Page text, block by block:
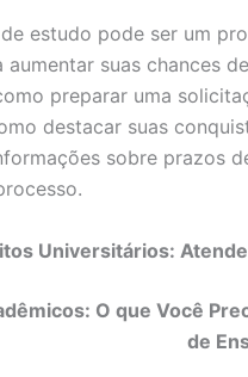
estudo pode ser um
aumentar suas chances
preparar uma
destacar suas
sobre prazos
Universitários:
O que Você
de